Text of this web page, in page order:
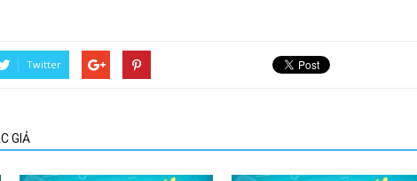
Twitter
GIẢ